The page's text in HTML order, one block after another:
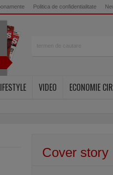
Politica de confidentialitate
VIDEO ECONOMIE
Cover story